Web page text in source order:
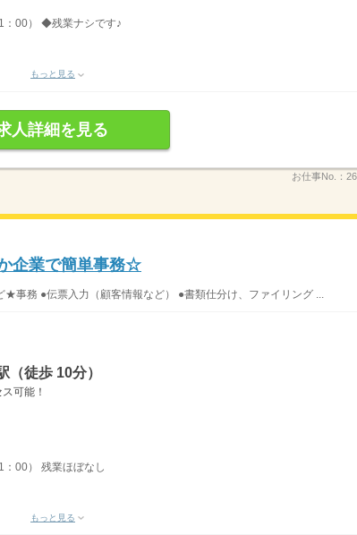
：00） ◆残業ナシです♪
もっと見る
人詳細を見る
お仕事No.：
企業で簡単事務☆
務 ●伝票入力（顧客情報など） ●書類仕分け、ファイリング ...
徒歩 10分）
可能！
00） 残業ほぼなし
もっと見る